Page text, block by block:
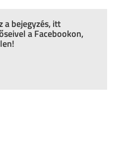
a bejegyzés, itt
a Facebookon,